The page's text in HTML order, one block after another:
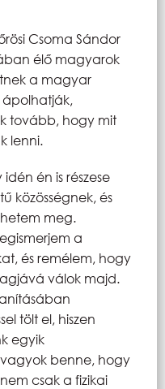
Csoma Sándor
élő magyarok
a magyar
ápolhatják,
tovább, hogy mit
lenni.
én is részese
közösségnek, és
meg.
a
és remélem, hogy
válok majd.
tölt el, hiszen
egyik
vagyok benne, hogy
csak a fizikai